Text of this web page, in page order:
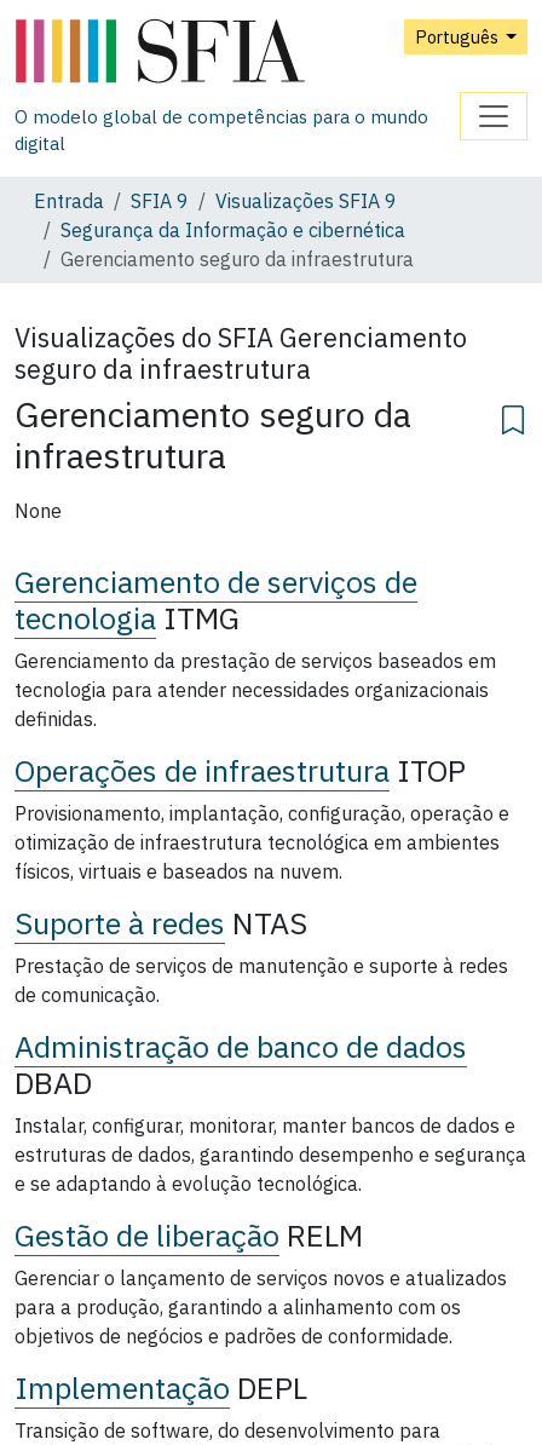
Português
O modelo global de competências para o mundo
digital
Entrada SFIA 9
Visualizações SFIA 9
Segurança da Informação e cibernética
Gerenciamento seguro da infraestrutura
Visualizações do SFIA Gerenciamento
seguro da infraestrutura
Gerenciamento seguro da
infraestrutura
None
Gerenciamento de serviços de
tecnologia ITMG
Gerenciamento da prestação de serviços baseados em
tecnologia para atender necessidades organizacionais
definidas.
Operações de infraestrutura ITOP
Provisionamento, implantação, configuração, operação e
otimização de infraestrutura tecnológica em ambientes
físicos, virtuais e baseados na nuvem.
Suporte à redes NTAS
Prestação de serviços de manutenção e suporte à redes
de comunicação.
Administração de banco de dados
DBAD
Instalar, configurar, monitorar, manter bancos de dados e
estruturas de dados, garantindo desempenho e segurança
e se adaptando à evolução tecnológica.
Gestão de liberação RELM
Gerenciar o lançamento de serviços novos e atualizados
para a produção, garantindo a alinhamento com os
objetivos de negócios e padrões de conformidade.
Implementação DEPL
Transição de software, do desenvolvimento para